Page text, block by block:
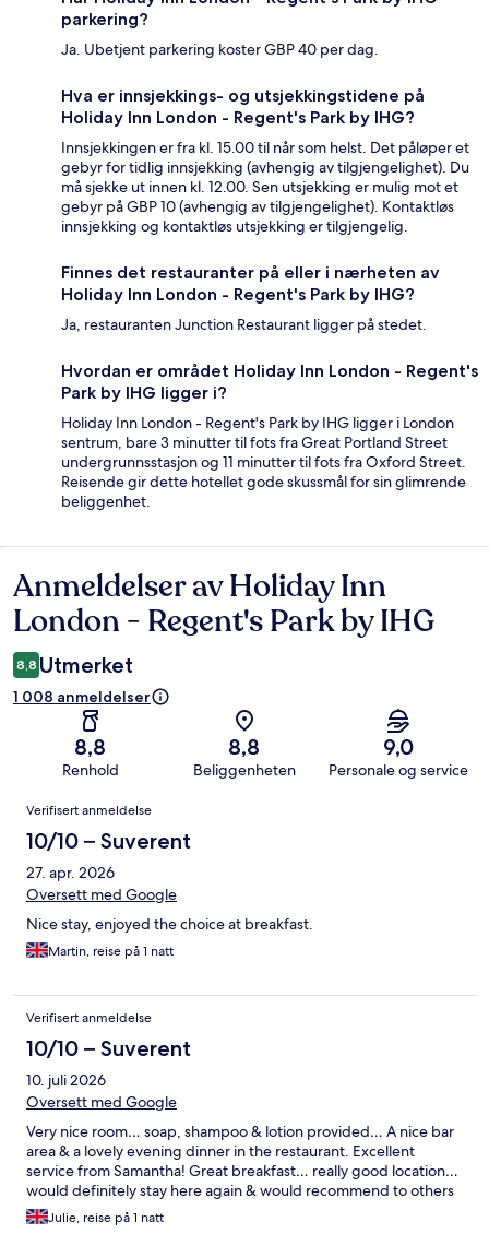
parkering?
Ja. Ubetjent parkering koster GBP 40 per dag.
Hva er innsjekkings- og utsjekkingstidene på
Holiday Inn London - Regent's Park by IHG?
Innsjekkingen er fra kl. 15.00 til når som helst. Det påløper et
gebyr for tidlig innsjekking (avhengig av tilgjengelighet). Du
må sjekke ut innen kl. 12.00. Sen utsjekking er mulig mot et
gebyr på GBP 10 (avhengig av tilgjengelighet). Kontaktløs
innsjekking og kontaktløs utsjekking er tilgjengelig.
Finnes det restauranter på eller i nærheten av
Holiday Inn London - Regent's Park by IHG?
Ja, restauranten Junction Restaurant ligger på stedet.
Hvordan er området Holiday Inn London - Regent's
Park by IHG ligger i?
Holiday Inn London - Regent's Park by IHG ligger i London
sentrum, bare 3 minutter til fots fra Great Portland Street
undergrunnsstasjon og 11 minutter til fots fra Oxford Street.
Reisende gir dette hotellet gode skussmål for sin glimrende
beliggenhet.
Anmeldelser
Anmeldelser av Holiday Inn
London - Regent's Park by IHG
8,8 Utmerket
1 008 anmeldelser
8,8
Renhold
8,8
Beliggenheten
9,0
Personale og service
Anmeldelser
Verifisert anmeldelse
10/10 – Suverent
27. apr. 2026
Oversett med Google
Nice stay, enjoyed the choice at breakfast.
Martin, reise på 1 natt
Verifisert anmeldelse
10/10 – Suverent
10. juli 2026
Oversett med Google
Very nice room… soap, shampoo & lotion provided… A nice bar
area & a lovely evening dinner in the restaurant. Excellent
service from Samantha! Great breakfast… really good location…
would definitely stay here again & would recommend to others
Julie, reise på 1 natt